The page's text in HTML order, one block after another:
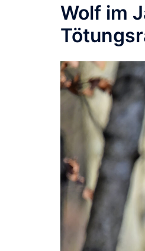
Wolf im